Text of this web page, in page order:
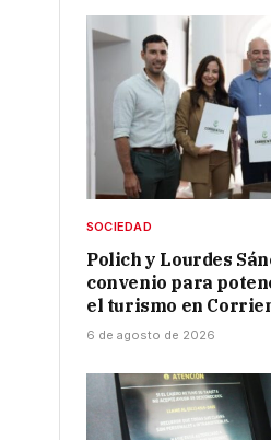
SOCIEDAD
Polich y Lourdes
convenio para
el turismo en
6 de agosto de 2026